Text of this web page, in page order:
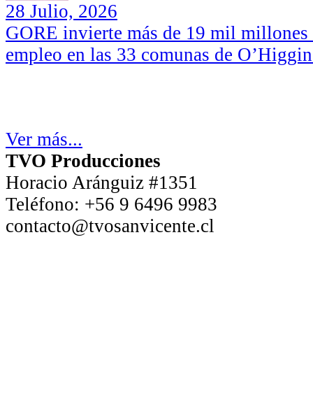
28 Julio, 2026
GORE invierte más de 19 mil millones
empleo en las 33 comunas de
Ver más...
TVO Producciones
Horacio Aránguiz #1351
Teléfono: +56 9 6496 9983
contacto@tvosanvicente.cl